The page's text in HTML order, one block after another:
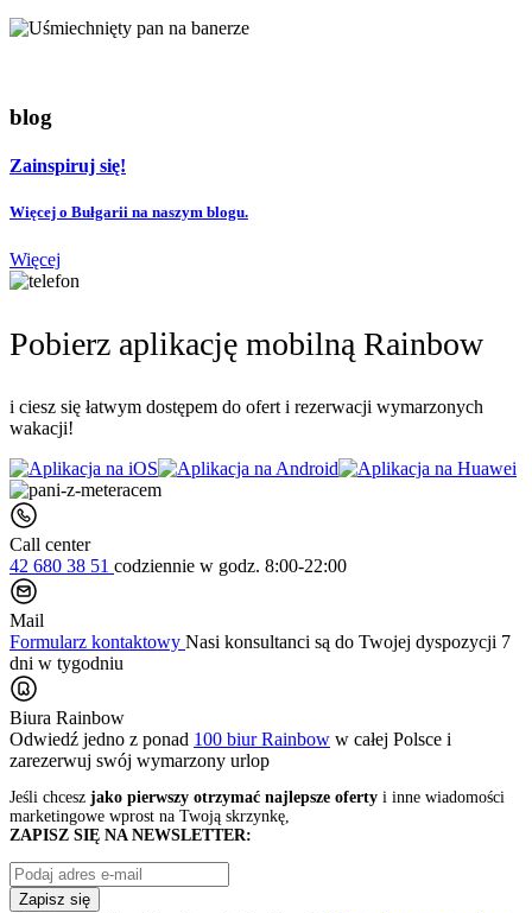
blog
Zainspiruj się!
Więcej o Bułgarii na naszym blogu.
Więcej
Pobierz aplikację mobilną Rainbow
i ciesz się łatwym dostępem do ofert i rezerwacji wymarzonych
wakacji!
Call center
42 680 38 51 codziennie w godz. 8:00-22:00
Mail
Formularz kontaktowy Nasi konsultanci są do Twojej dyspozycji 7
dni w tygodniu
Biura Rainbow
Odwiedź jedno z ponad 100 biur Rainbow w całej Polsce i
zarezerwuj swój wymarzony urlop
Jeśli chcesz jako pierwszy otrzymać najlepsze oferty i inne wiadomości
marketingowe wprost na Twoją skrzynkę,
ZAPISZ SIĘ NA NEWSLETTER:
Zapisz się